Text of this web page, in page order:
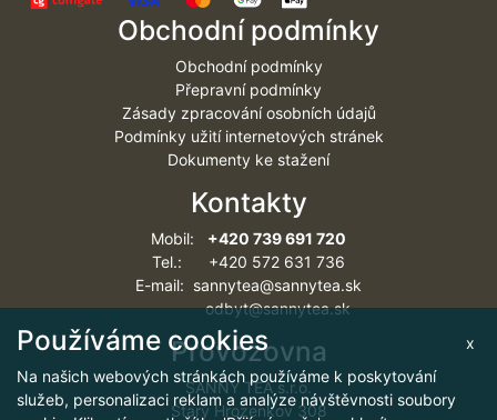
Obchodní podmínky
Obchodní podmínky
Přepravní podmínky
Zásady zpracování osobních údajů
Podmínky užití internetových stránek
Dokumenty ke stažení
Kontakty
Mobil: +420 739 691 720
Tel.: +420 572 631 736
E-mail: sannytea@sannytea.sk
odbyt@sannytea.sk
Provozovna
SANNY TEA s.r.o.
Starý Hrozenkov 308
x
Používáme cookies
Na našich webových stránkách používáme k poskytování
služeb, personalizaci reklam a analýze návštěvnosti soubory